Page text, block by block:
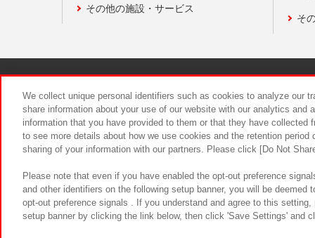
その他の施設・サービス
そ
食品のご
We collect unique personal identifiers such as cookies to analyze our
share information about your use of our website with our analytics and
information that you have provided to them or that they have
to see more details about how we use cookies and the retention
sharing of your information with our partners. Please click [Do Not
Please note that even if you have enabled the opt-out preference
and other identifiers on the following setup banner, you will be
opt-out preference signals . If you understand and agree to this
setup banner by clicking the link below, then click 'Save Settings' and